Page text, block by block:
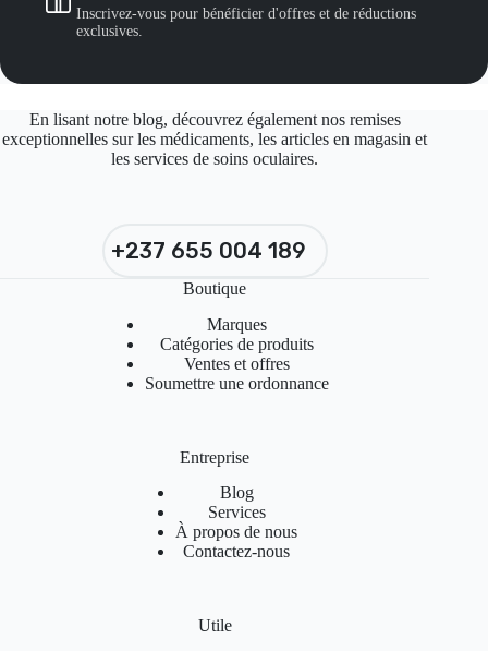
Inscrivez-vous pour bénéficier d'offres et de réductions
exclusives.
En lisant notre blog, découvrez également nos remises
exceptionnelles sur les médicaments, les articles en magasin et
les services de soins oculaires.
+237 655 004 189
Boutique
Marques
Catégories de produits
Ventes et offres
Soumettre une ordonnance
Entreprise
Blog
Services
À propos de nous
Contactez-nous
Utile